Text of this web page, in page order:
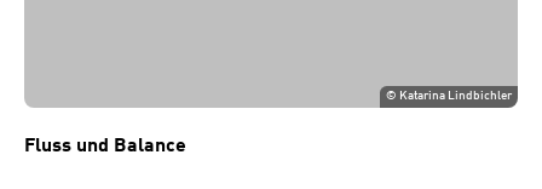
© Katarina Lindbichler
Fluss und Balance